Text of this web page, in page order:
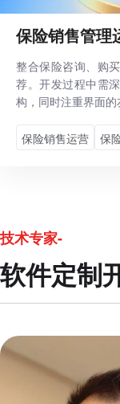
保险销售管理
整合保险咨询、购
荐。开发过程中需
构，同时注重界面
保险销售运营 保
技术专家-
软件定制